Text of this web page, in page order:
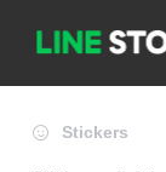
Stickers